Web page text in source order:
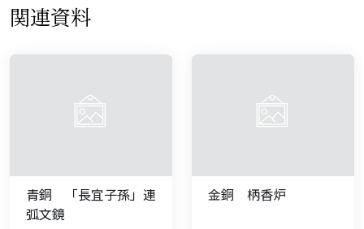
関連資料
青銅 「長宜子孫」連
弧文鏡
金銅 柄香炉